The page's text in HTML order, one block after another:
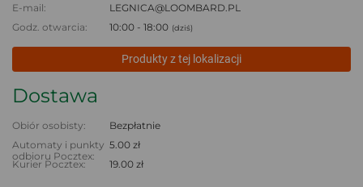
E-mail:
LEGNICA@LOOMBARD.PL
Godz. otwarcia:
10:00 - 18:00 (dziś)
Produkty z tej lokalizacji
Dostawa
Obiór osobisty:
Bezpłatnie
Automaty i punkty
odbioru Pocztex:
5.00 zł
Kurier Pocztex:
19.00 zł